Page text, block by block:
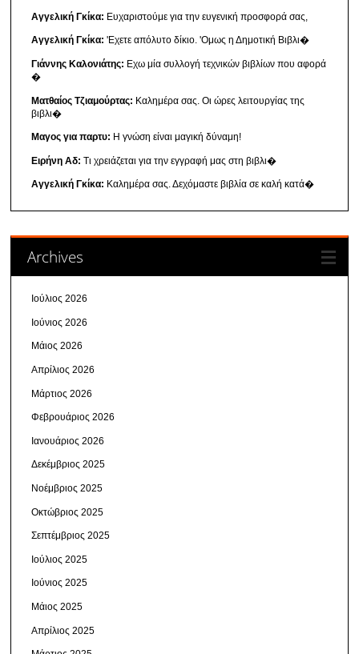
Αγγελική Γκίκα: Ευχαριστούμε για την ευγενική προσφορά σας,
Αγγελική Γκίκα: 'Εχετε απόλυτο δίκιο. 'Ομως η Δημοτική Βιβλι�
Γιάννης Καλονιάτης: Εχω μία συλλογή τεχνικών βιβλίων που αφορά
�
Ματθαίος Τζιαμούρτας: Καλημέρα σας. Οι ώρες λειτουργίας της
βιβλι�
Μαγος για παρτυ: Η γνώση είναι μαγική δύναμη!
Ειρήνη Αδ: Τι χρειάζεται για την εγγραφή μας στη βιβλι�
Αγγελική Γκίκα: Καλημέρα σας. Δεχόμαστε βιβλία σε καλή κατά�
Archives
Ιούλιος 2026
Ιούνιος 2026
Μάιος 2026
Απρίλιος 2026
Μάρτιος 2026
Φεβρουάριος 2026
Ιανουάριος 2026
Δεκέμβριος 2025
Νοέμβριος 2025
Οκτώβριος 2025
Σεπτέμβριος 2025
Ιούλιος 2025
Ιούνιος 2025
Μάιος 2025
Απρίλιος 2025